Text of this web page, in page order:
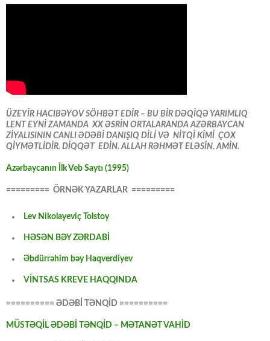
ÜZEYİR HACIBƏYOV SÖHBƏT EDİR – BU BİR DƏQİQƏ YARIMLIQ
LENT EYNİ ZAMANDA XX ƏSRİN ORTALARANDA AZƏRBAYCAN
ZİYALISININ CANLI ƏDƏBİ DANIŞIQ DİLİ VƏ NİTQİ KİMİ ÇOX
QİYMƏTLİDİR. DİQQƏT EDİN. ALLAH RƏHMƏT ELƏSİN. AMİN.
Azərbaycanın İlk Veb Saytı (1995)
========= ÖRNƏK YAZARLAR =========
Lev Nikolayeviç Tolstoy
HƏSƏN BƏY ZƏRDABİ
Əbdürrəhim bəy Haqverdiyev
VİNTSAS KREVE HAQQINDA
========== ƏDƏBİ TƏNQİD ==========
MÜSTƏQİL ƏDƏBİ TƏNQİD – MƏTANƏT VAHİD